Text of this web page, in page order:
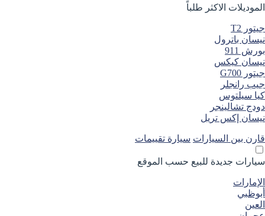
الموديلات الاكثر طلباً
جيتور T2
نيسان باترول
بورش 911
نيسان كيكس
جيتور G700
جيب رانجلر
كيا سيلتوس
دودج تشالينجر
نيسان إكس تريل
قارن بين السيارات سيارة تقييمات
سيارات جديدة للبيع حسب الموقع
الإمارات
أبوظبي
العين